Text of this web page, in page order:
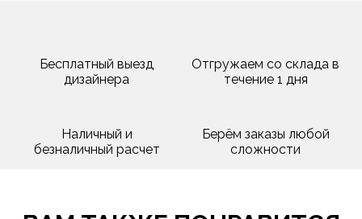
Бесплатный выезд
дизайнера
Отгружаем со склада в
течение 1 дня
Наличный и
безналичный расчет
Берём заказы любой
сложности